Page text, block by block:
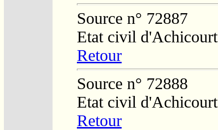
Source n° 72887
Etat civil d'Achicourt
Retour
Source n° 72888
Etat civil d'Achicourt
Retour